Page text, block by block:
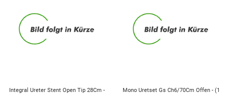
Integral Ureter Stent Open Tip 28Cm -
Mono Uretset Gs Ch6/70Cm Offen - (1